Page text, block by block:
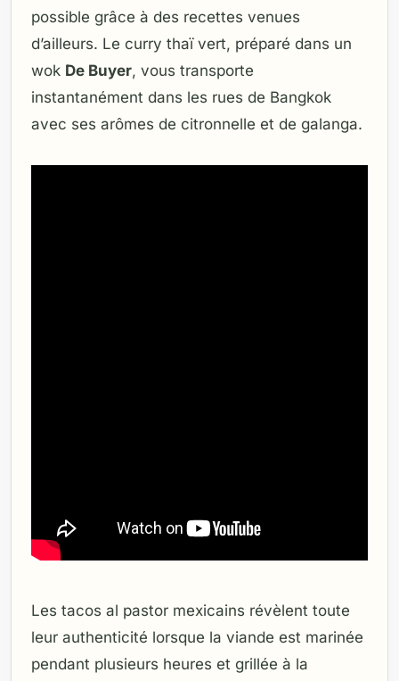
possible grâce à des recettes venues
d’ailleurs. Le curry thaï vert, préparé dans un
wok De Buyer, vous transporte
instantanément dans les rues de Bangkok
avec ses arômes de citronnelle et de galanga.
Les tacos al pastor mexicains révèlent toute
leur authenticité lorsque la viande est marinée
pendant plusieurs heures et grillée à la